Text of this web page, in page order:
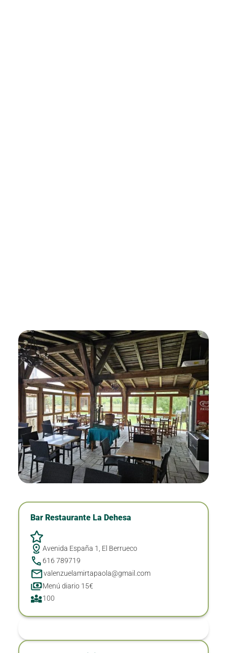
Bar Restaurante La Dehesa
Avenida España 1, El Berrueco
616 789719
valenzuelamirtapaola@gmail.com
Menú diario 15€
100